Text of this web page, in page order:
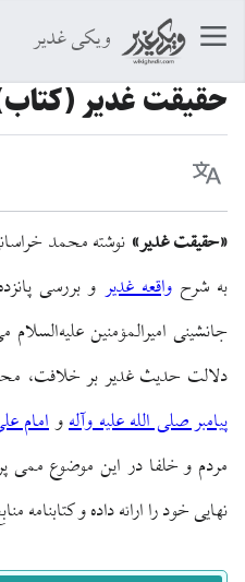
ویکی غدیر
حقیقت غدیر
زبان
«حقیقت غدیر» نوشته محمد
به شرحواقعه غدیر و بررسی
جانشینی امیرالمؤمنین
دلالت حدیث غدیر بر خلافت،
پیامبر صلی الله علیه وآلهوامام
مردم و خلفا در این موضوع ممی
نهایی خود را ارائه داده و کتابنامه